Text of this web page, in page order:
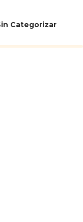
Categorizar